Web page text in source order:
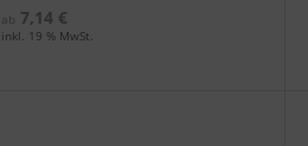
ab
7,14 €
inkl. 19 % MwSt.